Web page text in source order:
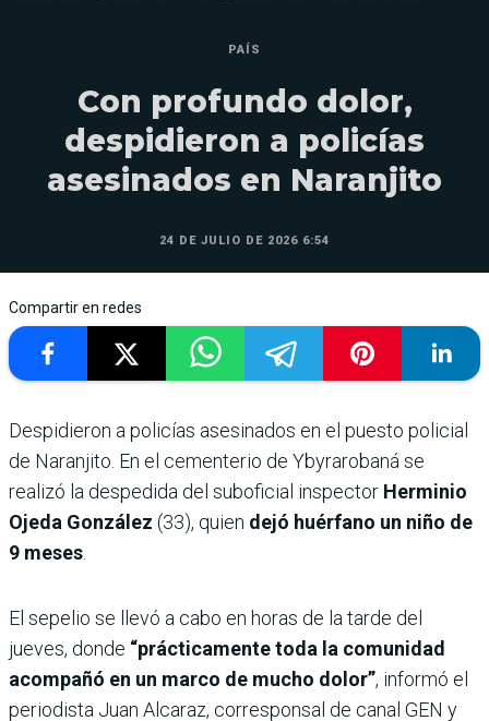
PAÍS
Con profundo dolor,
despidieron a policías
asesinados en Naranjito
24 DE JULIO DE 2026 6:54
Compartir en redes
Despidieron a policías asesinados en el puesto policial
de Naranjito. En el cementerio de Ybyrarobaná se
realizó la despedida del suboficial inspector Herminio
Ojeda González (33), quien dejó huérfano un niño de
9 meses
El sepelio se llevó a cabo en horas de la tarde del
jueves, donde “prácticamente toda la comunidad
acompañó en un marco de mucho dolor”, informó el
periodista Juan Alcaraz, corresponsal de canal GEN y